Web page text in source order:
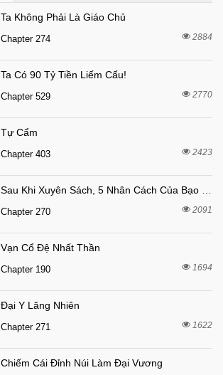
5 tháng trước
5 tháng trước
5 tháng trước
5 tháng trước
5 tháng trước
5 tháng trước
Ta Không Phải Là Giáo Chủ
Chapter 274 2884
Ta Có 90 Tỷ Tiền Liếm Cẩu!
Chapter 529 2770
Tự Cẩm
Chapter 403 2423
Chapter 270 2091
Vạn Cổ Đệ Nhất Thần
Chapter 190 1694
Đại Y Lăng Nhiên
Chapter 271 1622
Chiếm Cái Đỉnh Núi Làm Đại Vương